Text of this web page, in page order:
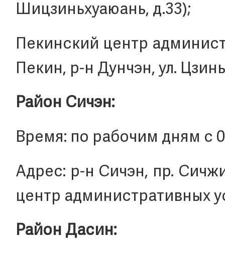
Шицзиньхуаюань, д.33);
Пекинский центр
Пекин, р-н Дунчэн, ул.
Район Сичэн:
Время: по рабочим дням с
Адрес: р-н Сичэн, пр.
центр административных
Район Дасин: